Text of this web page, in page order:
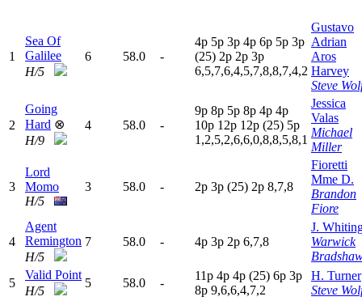
1
Sea Of
Galilee
H/5
6 58.0 -
4p 5p 3p 4p 6p 5p 3p
(25) 2p 2p 3p
6,5,7,6,4,5,7,8,8,7,4,2
Gustavo
Adrian
Aros
Harvey
Steve
2
Going
Hard ⊗
H/9
4 58.0 -
9p 8p 5p 8p 4p 4p
10p 12p 12p (25) 5p
1,2,5,2,6,6,0,8,8,5,8,1
Jessica
Valas
Michael
Miller
3
Lord
Momo
H/5
3 58.0 - 2p 3p (25) 2p 8,7,8
Fioretti
Mme D.
Brandon
Fiore
4
Agent
Remington
H/5
7 58.0 - 4p 3p 2p 6,7,8
J.
Warwick
5
Valid Point
H/5
5 58.0 -
11p 4p 4p (25) 6p 3p
8p 9,6,6,4,7,2
H. Turner
Steve